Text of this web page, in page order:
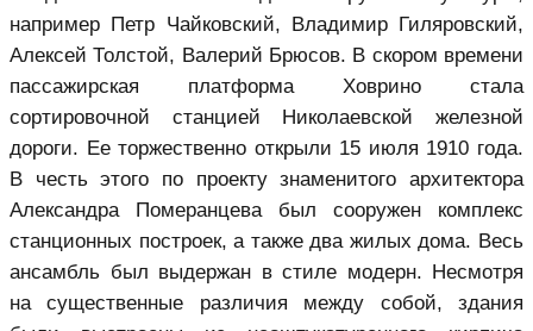
например Петр Чайковский, Владимир Гиляровский,
Алексей Толстой, Валерий Брюсов. В скором времени
пассажирская платформа Ховрино стала
сортировочной станцией Николаевской железной
дороги. Ее торжественно открыли 15 июля 1910 года.
В честь этого по проекту знаменитого архитектора
Александра Померанцева был сооружен комплекс
станционных построек, а также два жилых дома. Весь
ансамбль был выдержан в стиле модерн. Несмотря
на существенные различия между собой, здания